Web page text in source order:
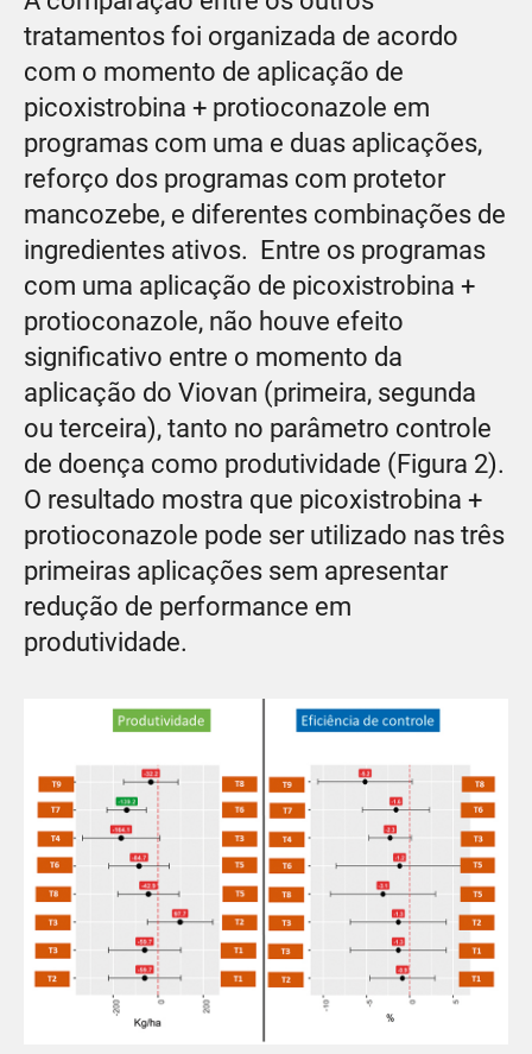
tratamentos foi organizada de acordo
com o momento de aplicação de
picoxistrobina + protioconazole em
programas com uma e duas aplicações,
reforço dos programas com protetor
mancozebe, e diferentes combinações de
ingredientes ativos. Entre os programas
com uma aplicação de picoxistrobina +
protioconazole, não houve efeito
significativo entre o momento da
aplicação do Viovan (primeira, segunda
ou terceira), tanto no parâmetro controle
de doença como produtividade (Figura 2).
O resultado mostra que picoxistrobina +
protioconazole pode ser utilizado nas três
primeiras aplicações sem apresentar
redução de performance em
produtividade.